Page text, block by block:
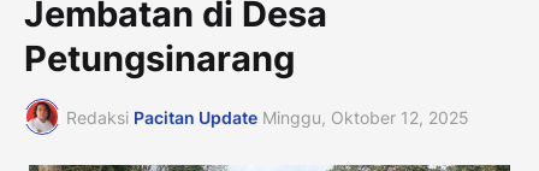
Jembatan di Desa
Petungsinarang
Redaksi Pacitan Update Minggu, Oktober 12, 2025